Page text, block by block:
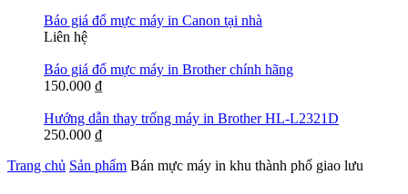
Báo giá đổ mực máy in Canon tại nhà
Liên hệ
Báo giá đổ mực máy in Brother chính hãng
150.000 ₫
Hướng dẫn thay trống máy in Brother HL-L2321D
250.000 ₫
Trang chủ Sản phẩm Bán mực máy in khu thành phố giao lưu